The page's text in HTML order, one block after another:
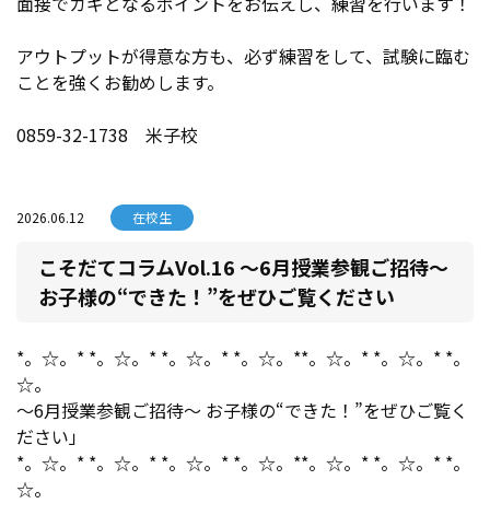
アウトプットが得意な方も、必ず練習をして、試験に臨む
ことを強くお勧めします。
0859-32-1738 米子校
2026.06.12 在校生
こそだてコラムVol.16 ～6月授業参観ご招待～
お子様の“できた！”をぜひご覧ください
*。☆。* *。☆。* *。☆。* *。☆。**。☆。* *。☆。* *。
☆。
～6月授業参観ご招待～ お子様の“できた！”をぜひご覧く
ださい」
*。☆。* *。☆。* *。☆。* *。☆。**。☆。* *。☆。* *。
☆。